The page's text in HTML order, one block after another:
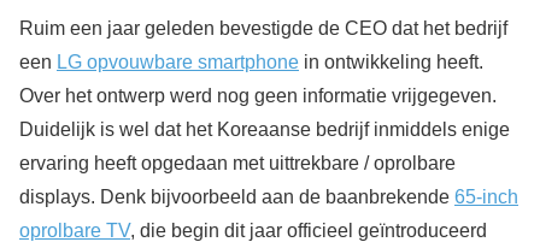
Ruim een jaar geleden bevestigde de CEO dat het bedrijf
een LG opvouwbare smartphone in ontwikkeling heeft.
Over het ontwerp werd nog geen informatie vrijgegeven.
Duidelijk is wel dat het Koreaanse bedrijf inmiddels enige
ervaring heeft opgedaan met uittrekbare / oprolbare
displays. Denk bijvoorbeeld aan de baanbrekende 65-inch
oprolbare TV, die begin dit jaar officieel geïntroduceerd